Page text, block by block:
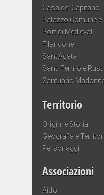
Casa del Capitano
Palazzo Comune e
Portici Medievali
Filandone
Sant’Agata
Santi Fermo e
Santuario
Territorio
Origini e Storia
Geografia e
Personaggi
Associazioni
Aido